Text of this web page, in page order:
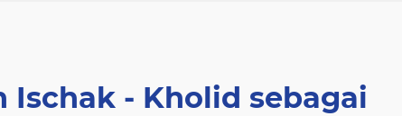
Ischak - Kholid sebagai